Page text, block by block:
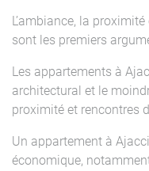
L’ambiance, la
sont les premiers
Les appartements à
architectural et le
proximité et rencontres
Un appartement à
économique,